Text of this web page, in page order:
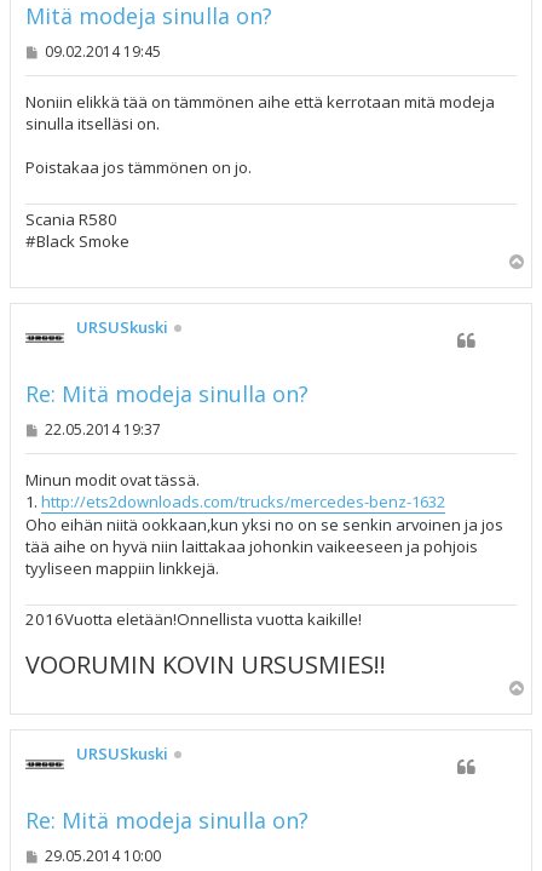
Mitä modeja sinulla on?
V
s
t
i
09.02.2014 19:45
Noniin elikkä tää on tämmönen aihe että kerrotaan mitä modeja
sinulla itselläsi on.
Poistakaa jos tämmönen on jo.
Scania R580
#Black Smoke
ö
URSUSkuski
Re: Mitä modeja sinulla on?
V
s
t
i
22.05.2014 19:37
Minun modit ovat tässä.
1. http://ets2downloads.com/trucks/mercedes-benz-1632
Oho eihän niitä ookkaan,kun yksi no on se senkin arvoinen ja jos
tää aihe on hyvä niin laittakaa johonkin vaikeeseen ja pohjois
tyyliseen mappiin linkkejä.
2016Vuotta eletään!Onnellista vuotta kaikille!
VOORUMIN KOVIN URSUSMIES!!
ö
URSUSkuski
Re: Mitä modeja sinulla on?
V29.05.2014 10:00